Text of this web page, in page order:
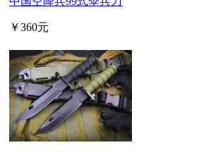
￥360元